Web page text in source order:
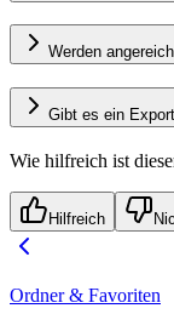
Werden
Gibt es ein
Wie hilfreich ist
Hilfreich
Ordner & Favoriten